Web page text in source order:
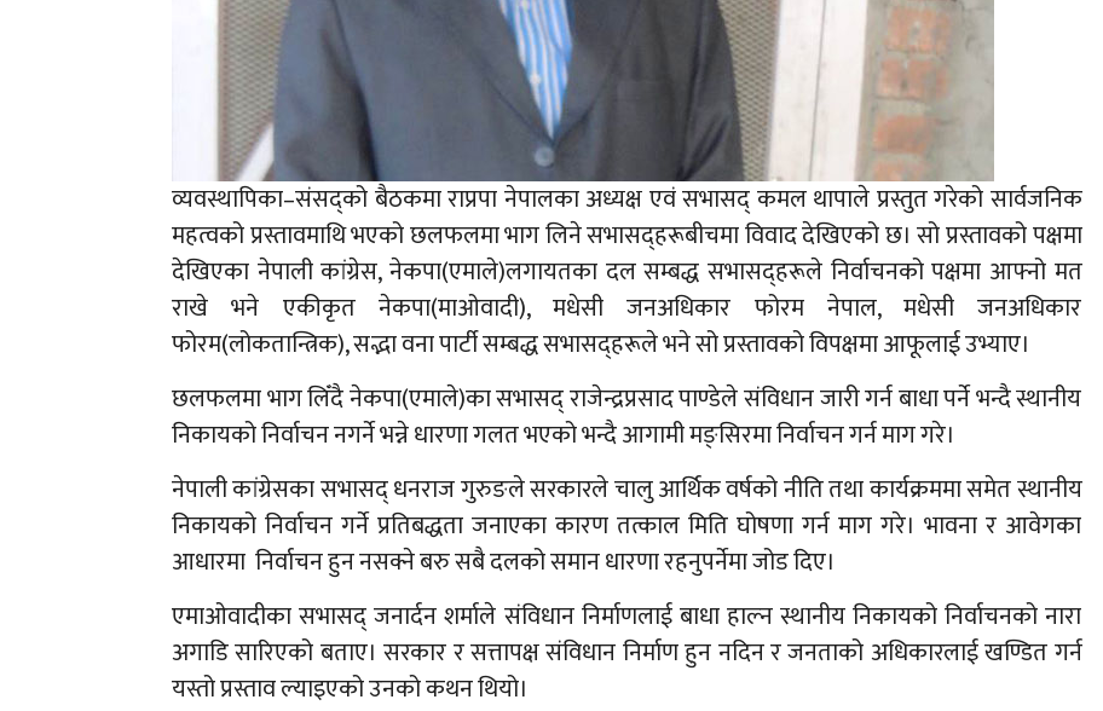
व्यवस्थापिका–संसद्को बैठकमा राप्रपा नेपालका अध्यक्ष एवं सभासद् कमल थापाले प्रस्तुत गरेको सार्वजनिक
महत्वको प्रस्तावमाथि भएको छलफलमा भाग लिने सभासद्हरूबीचमा विवाद देखिएको छ। सो प्रस्तावको पक्षमा
देखिएका नेपाली कांग्रेस, नेकपा(एमाले)लगायतका दल सम्बद्ध सभासद्हरूले निर्वाचनको पक्षमा आफ्नो मत
राखे भने एकीकृत नेकपा(माओवादी), मधेसी जनअधिकार फोरम नेपाल, मधेसी जनअधिकार
फोरम(लोकतान्त्रिक), सद्भा वना पार्टी सम्बद्ध सभासद्हरूले भने सो प्रस्तावको विपक्षमा आफूलाई उभ्याए।
छलफलमा भाग लिँदै नेकपा(एमाले)का सभासद् राजेन्द्रप्रसाद पाण्डेले संविधान जारी गर्न बाधा पर्ने भन्दै स्थानीय
निकायको निर्वाचन नगर्ने भन्ने धारणा गलत भएको भन्दै आगामी मङ्सिरमा निर्वाचन गर्न माग गरे।
नेपाली कांग्रेसका सभासद् धनराज गुरुङले सरकारले चालु आर्थिक वर्षको नीति तथा कार्यक्रममा समेत स्थानीय
निकायको निर्वाचन गर्ने प्रतिबद्धता जनाएका कारण तत्काल मिति घोषणा गर्न माग गरे। भावना र आवेगका
आधारमा निर्वाचन हुन नसक्ने बरु सबै दलको समान धारणा रहनुपर्नेमा जोड दिए।
एमाओवादीका सभासद् जनार्दन शर्माले संविधान निर्माणलाई बाधा हाल्न स्थानीय निकायको निर्वाचनको नारा
अगाडि सारिएको बताए। सरकार र सत्तापक्ष संविधान निर्माण हुन नदिन र जनताको अधिकारलाई खण्डित गर्न
यस्तो प्रस्ताव ल्याइएको उनको कथन थियो।